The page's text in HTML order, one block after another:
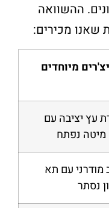
ההשוואה
שאנו מכירים:
מיוחדים
עץ יציבה עם
נפתח
מודרני עם תא
נסתר